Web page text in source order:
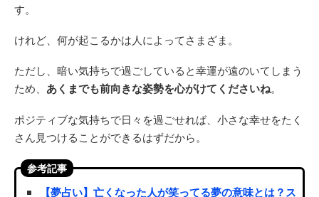
す。
けれど、何が起こるかは人によってさまざま。
ただし、暗い気持ちで過ごしていると幸運が遠のいてしまう
ため、 あくまでも前向きな姿勢を心がけてくださいね。
ポジティブな気持ちで日々を過ごせれば、小さな幸せをたく
さん見つけることができるはずだから。
参考記事
【夢占い】亡くなった人が笑ってる夢の意味とは？ス